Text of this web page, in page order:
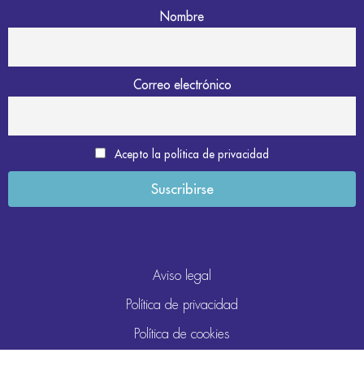
Nombre
Correo electrónico
Acepto la política de privacidad
Aviso legal
Política de privacidad
Política de cookies